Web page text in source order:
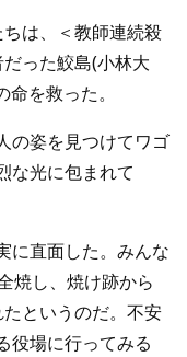
は、＜教師連続殺
った鮫島(小林大
を救った。
の姿を見つけてワゴ
な光に包まれて
に直面した。みんな
焼し、焼け跡から
というのだ。不安
役場に行ってみる